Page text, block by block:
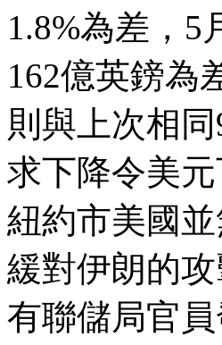
1.8%為差， 5
162億英鎊為
則與上次相同
求下降令美
紐約市美國
緩對伊朗的
有聯儲局官